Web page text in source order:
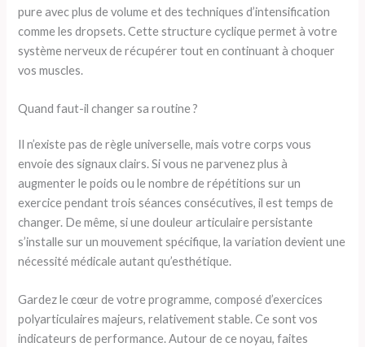
pure avec plus de volume et des techniques d’intensification
comme les dropsets. Cette structure cyclique permet à votre
système nerveux de récupérer tout en continuant à choquer
vos muscles.
Quand faut-il changer sa routine ?
Il n’existe pas de règle universelle, mais votre corps vous
envoie des signaux clairs. Si vous ne parvenez plus à
augmenter le poids ou le nombre de répétitions sur un
exercice pendant trois séances consécutives, il est temps de
changer. De même, si une douleur articulaire persistante
s’installe sur un mouvement spécifique, la variation devient une
nécessité médicale autant qu’esthétique.
Gardez le cœur de votre programme, composé d’exercices
polyarticulaires majeurs, relativement stable. Ce sont vos
indicateurs de performance. Autour de ce noyau, faites